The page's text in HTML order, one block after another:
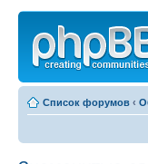
Список форумов ‹